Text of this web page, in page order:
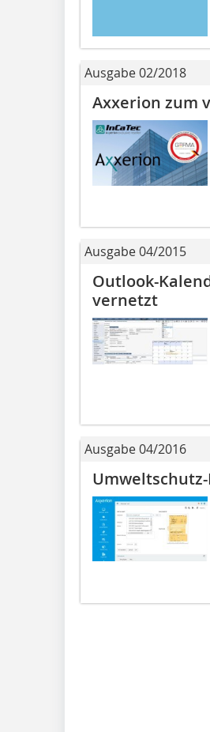
Ausgabe 02/2018
Axxerion zum
Ausgabe 04/2015
Outlook-
vernetzt
Ausgabe 04/2016